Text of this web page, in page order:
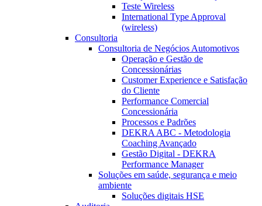
Teste Wireless
International Type Approval
(wireless)
Consultoria
Consultoria de Negócios Automotivos
Operação e Gestão de
Concessionárias
Customer Experience e Satisfação
do Cliente
Performance Comercial
Concessionária
Processos e Padrões
DEKRA ABC - Metodologia
Coaching Avançado
Gestão Digital - DEKRA
Performance Manager
Soluções em saúde, segurança e meio
ambiente
Soluções digitais HSE